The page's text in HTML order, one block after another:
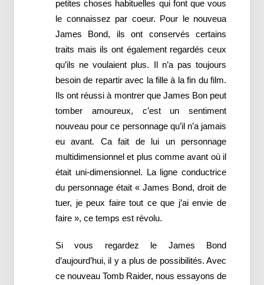
petites choses habituelles qui font que vous
le connaissez par coeur. Pour le nouveua
James Bond, ils ont conservés certains
traits mais ils ont également regardés ceux
qu’ils ne voulaient plus. Il n’a pas toujours
besoin de repartir avec la fille à la fin du film.
Ils ont réussi à montrer que James Bon peut
tomber amoureux, c’est un sentiment
nouveau pour ce personnage qu’il n’a jamais
eu avant. Ca fait de lui un personnage
multidimensionnel et plus comme avant où il
était uni-dimensionnel. La ligne conductrice
du personnage était « James Bond, droit de
tuer, je peux faire tout ce que j’ai envie de
faire », ce temps est révolu.
Si vous regardez le James Bond
d’aujourd’hui, il y a plus de possibilités. Avec
ce nouveau Tomb Raider, nous essayons de